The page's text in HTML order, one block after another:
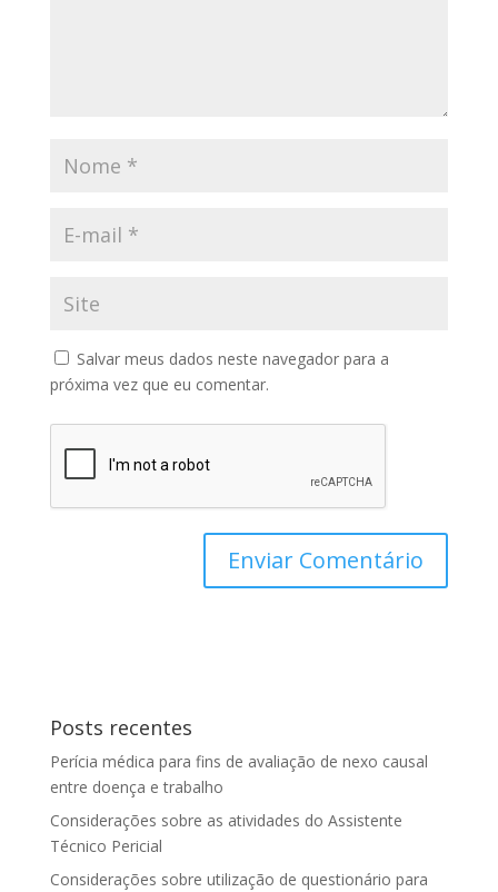
Salvar meus dados neste navegador para a
próxima vez que eu comentar.
Posts recentes
Perícia médica para fins de avaliação de nexo causal
entre doença e trabalho
Considerações sobre as atividades do Assistente
Técnico Pericial
Considerações sobre utilização de questionário para